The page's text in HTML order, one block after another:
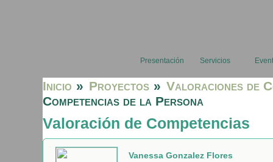
Presentación Servicios
Inicio » Proyectos » Valoraciones de
Competencias de la Persona
Valoración de Competencias
Vanessa Gonzalez Flores